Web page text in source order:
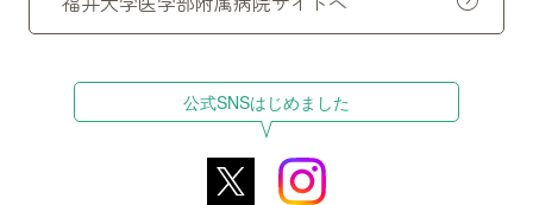
公式SNSはじめました